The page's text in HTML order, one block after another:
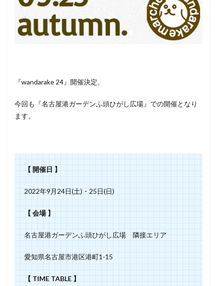
wandarake24
4
ペット
ベント
『wandarake 24』開催決定。
今回も『名古屋港ガーデンふ頭ひがし広場』 での開催となり
ます。
【 開催日 】
2022年9月24日(土)・25日(日)
【 会場 】
名古屋港ガーデンふ頭ひがし広場 隣接エリア
愛知県名古屋市港区港町1-15
【 TIME TABLE 】